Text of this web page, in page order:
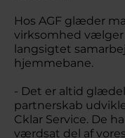
Hos AGF glæder
virksomhed
langsigtet
hjemmebane.
- Det er altid
partnerskab
Cklar Service. De
værdsat del af